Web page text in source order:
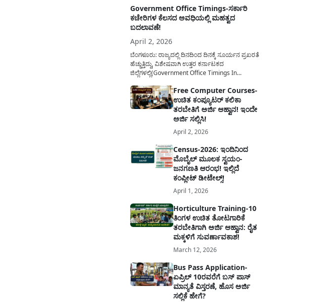
Government Office Timings-ಸರ್ಕಾರಿ
ಕಚೇರಿಗಳ ಕೆಲಸದ ಅವಧಿಯಲ್ಲಿ ಮಹತ್ವದ
ಬದಲಾವಣೆ!
April 2, 2026
ಬೆಂಗಳೂರು: ರಾಜ್ಯದಲ್ಲಿ ದಿನದಿಂದ ದಿನಕ್ಕೆ ಸೂರ್ಯನ ಪ್ರಖರತೆ
ಹೆಚ್ಚುತ್ತಿದ್ದು, ವಿಶೇಷವಾಗಿ ಉತ್ತರ ಕರ್ನಾಟಕದ
ಜಿಲ್ಲೆಗಳಲ್ಲಿ(Government Office Timings In
ಹಿನ್ನೆಲೆಯಲ್ಲಿ ಸರ್ಕಾರಿ ನೌಕರರ ಹಿತದೃಷ್ಟಿಯಿಂದ ಹಾಗೂ
ಸಾರ್ವಜನಿಕರ ಅನುಕೂಲಕ್ಕಾಗಿ ಕರ್ನಾಟಕ ಸರ್ಕಾರವು
ಮಹತ್ವದ ನಿರ್ಧಾರವೊಂದನ್ನು ಕೈಗೊಂಡಿದೆ. ಕಿತ್ತೂರು ಕರ್ನಾಟಕ
ಮತ್ತು ಕಲ್ಯಾಣ ಕರ್ನಾಟಕದ ಒಟ್ಟು 9 ಜಿಲ್ಲೆಗಳಲ್ಲಿ ಏಪ್ರಿಲ್...
Free Computer Courses-
ಉಚಿತ ಕಂಪ್ಯೂಟರ್ ಕಲಿಕಾ
ತರಬೇತಿಗೆ ಅರ್ಜಿ ಆಹ್ವಾನ! ಇಂದೇ
ಅರ್ಜಿ ಸಲ್ಲಿಸಿ!
April 2, 2026
Census-2026: ಇಂದಿನಿಂದ
ಮೊಬೈಲ್ ಮೂಲಕ ಸ್ವಯಂ-
ಜನಗಣತಿ ಆರಂಭ! ಇಲ್ಲಿದೆ
ಕಂಪ್ಲೀಟ್ ಡೀಟೇಲ್ಸ್!
April 1, 2026
Horticulture Training-10
ತಿಂಗಳ ಉಚಿತ ತೋಟಗಾರಿಕೆ
ತರಬೇತಿಗಾಗಿ ಅರ್ಜಿ ಆಹ್ವಾನ: ರೈತ
ಮಕ್ಕಳಿಗೆ ಸುವರ್ಣಾವಕಾಶ!
March 12, 2026
Bus Pass Application-
ಏಪ್ರಿಲ್ 10ರವರೆಗೆ ಬಸ್ ಪಾಸ್
ಮಾನ್ಯತೆ ವಿಸ್ತರಣೆ, ಹೊಸ ಅರ್ಜಿ
ಸಲ್ಲಿಕೆ ಹೇಗೆ?